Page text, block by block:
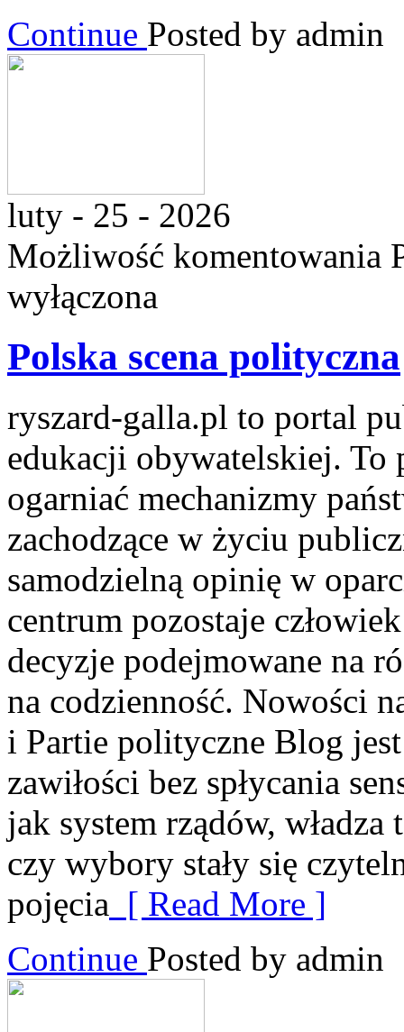
Continue Posted by admin
luty - 25 - 2026
Możliwość komentowania
wyłączona
Polska scena polityczna
ryszard-galla.pl to portal
edukacji obywatelskiej. To
ogarniać mechanizmy
zachodzące w życiu
samodzielną opinię w
centrum pozostaje
decyzje podejmowane na
na codzienność. Nowości
i Partie polityczne Blog
zawiłości bez spłycania
jak system rządów,
czy wybory stały się
pojęcia [ Read More ]
Continue Posted by admin